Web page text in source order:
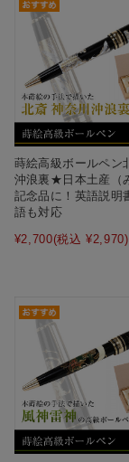
蒔絵高級ボールペン
沖浪裏★日本土産（
記念品に！英語説明
語も対応
¥2,700(税込 ¥2,970)